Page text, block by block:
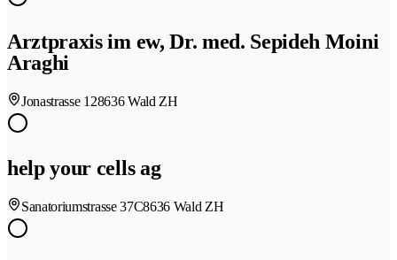
Arztpraxis im ew, Dr. med. Sepideh Moini
Araghi
Jonastrasse 128636 Wald ZH
help your cells ag
Sanatoriumstrasse 37C8636 Wald ZH